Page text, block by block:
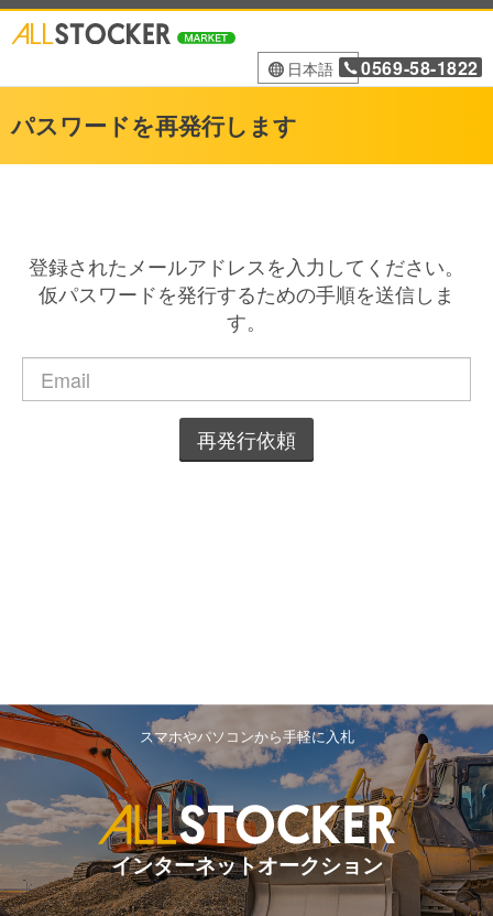
日本語 0569-58-1822
パスワードを再発行します
登録されたメールアドレスを入力してください。
仮パスワードを発行するための手順を送信しま
す。
再発行依頼
スマホやパソコンから手軽に入札
インターネットオークション